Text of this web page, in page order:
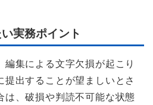
実務ポイント
編集による文字欠損が起こり
出することが望ましいとさ
は、破損や判読不可能な状態